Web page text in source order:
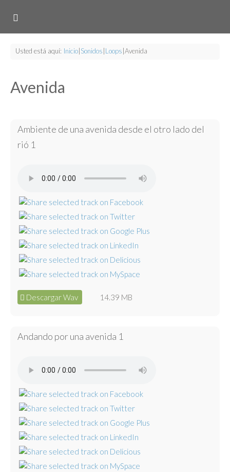
Usted está aquí: Inicio Sonidos Loops Avenida
Avenida
Ambiente de una avenida desde el otro lado del
rió 1
Descargar Wav 14.39 MB
Andando por una avenida 1